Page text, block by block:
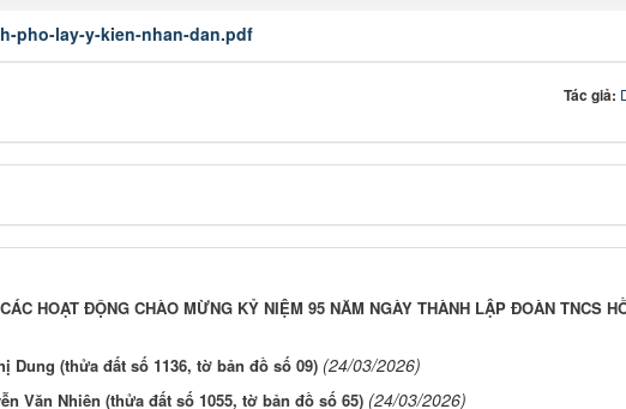
pho-lay-y-kien-nhan-dan.pdf
Tác giả:
HOẠT ĐỘNG CHÀO MỪNG KỶ NIỆM 95 NĂM NGÀY THÀNH LẬP ĐOÀN TNCS
Dung (thửa đất số 1136, tờ bản đồ số 09) (24/03/2026)
Văn Nhiên (thửa đất số 1055, tờ bản đồ số 65) (24/03/2026)